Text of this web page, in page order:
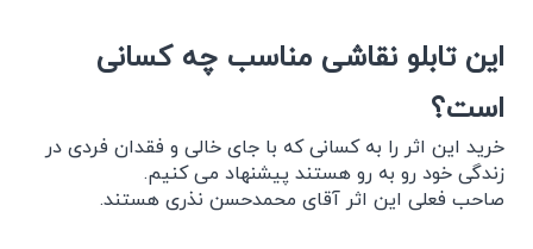
این تابلو نقاشی مناسب چه کسانی
است؟
خرید این اثر را به کسانی که با جای خالی و فقدان فردی در
زندگی خود رو به رو هستند پیشنهاد می کنیم.
صاحب فعلی این اثر آقای محمدحسن نذری هستند.